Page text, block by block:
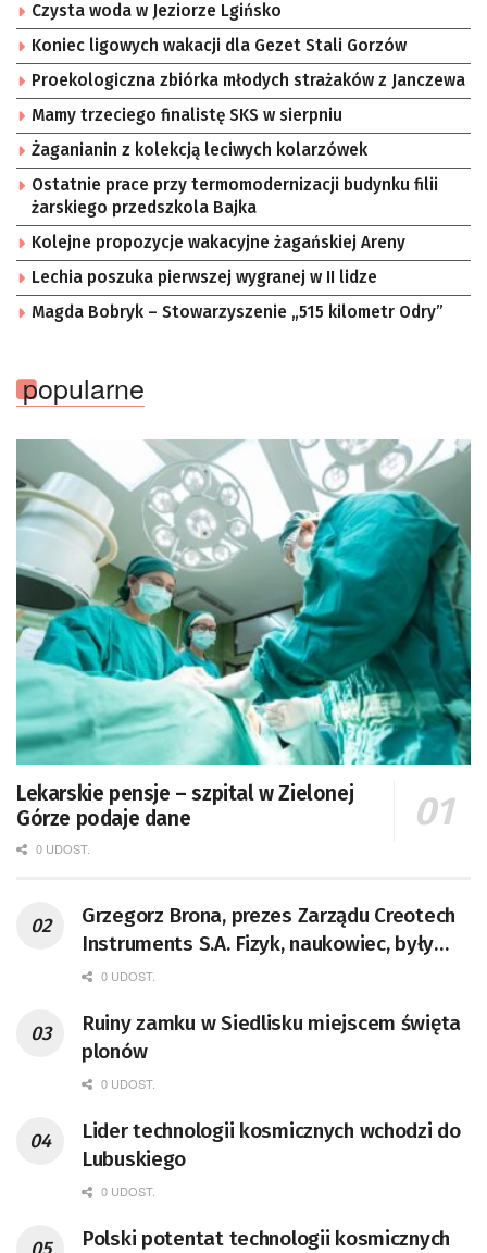
Czysta woda w Jeziorze Lgińsko
Koniec ligowych wakacji dla Gezet Stali Gorzów
Proekologiczna zbiórka młodych strażaków z Janczewa
Mamy trzeciego finalistę SKS w sierpniu
Żaganianin z kolekcją leciwych kolarzówek
Ostatnie prace przy termomodernizacji budynku filii
żarskiego przedszkola Bajka
Kolejne propozycje wakacyjne żagańskiej Areny
Lechia poszuka pierwszej wygranej w II lidze
Magda Bobryk – Stowarzyszenie „515 kilometr Odry”
popularne
Lekarskie pensje – szpital w Zielonej
Górze podaje dane
0 UDOST.
Grzegorz Brona, prezes Zarządu Creotech
Instruments S.A. Fizyk, naukowiec, były
pracownik CERN w Genewie,
doktor habilitowany nauk fizycznych,
koordynator Rady Sektorowej ds.
Kompetencji Przemysłu Lotniczo-
Badań Kosmicznych i Satelitarnych PAN.
0 UDOST.
Ruiny zamku w Siedlisku miejscem święta
plonów
0 UDOST.
Lider technologii kosmicznych wchodzi do
Lubuskiego
0 UDOST.
Polski potentat technologii kosmicznych